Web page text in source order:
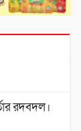
রদবদল।